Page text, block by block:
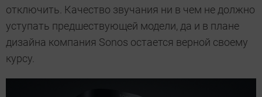
отключить. Качество звучания ни в чем не должно
уступать предшествующей модели, да и в плане
дизайна компания Sonos остается верной своему
курсу.